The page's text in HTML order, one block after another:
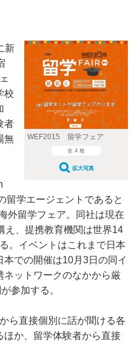
WEF2015 留学フェア
全 4 枚
拡大写真
新
校
者
無
留学エージェントであると
外留学フェア。同社は現在
え、提携教育機関は世界14
。イベントはこれまで日本
での開催は10月3日の同イ
ットワークのなかから厳
参加する。
ら直接個別に話が聞ける各
か、留学体験者から直接